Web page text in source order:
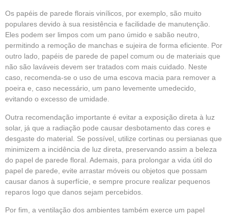
Os papéis de parede florais vinílicos, por exemplo, são muito
populares devido à sua resistência e facilidade de manutenção.
Eles podem ser limpos com um pano úmido e sabão neutro,
permitindo a remoção de manchas e sujeira de forma eficiente. Por
outro lado, papéis de parede de papel comum ou de materiais que
não são laváveis devem ser tratados com mais cuidado. Neste
caso, recomenda-se o uso de uma escova macia para remover a
poeira e, caso necessário, um pano levemente umedecido,
evitando o excesso de umidade.
Outra recomendação importante é evitar a exposição direta à luz
solar, já que a radiação pode causar desbotamento das cores e
desgaste do material. Se possível, utilize cortinas ou persianas que
minimizem a incidência de luz direta, preservando assim a beleza
do papel de parede floral. Ademais, para prolongar a vida útil do
papel de parede, evite arrastar móveis ou objetos que possam
causar danos à superfície, e sempre procure realizar pequenos
reparos logo que danos sejam percebidos.
Por fim, a ventilação dos ambientes também exerce um papel